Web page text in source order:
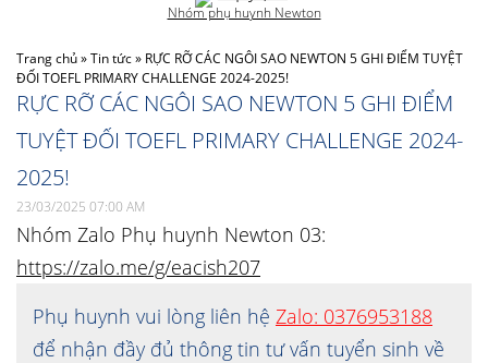
Trang chủ»Tin tức» RỰC RỠ CÁC NGÔI SAO NEWTON 5 GHI ĐIỂM TUYỆT
ĐỐI TOEFL PRIMARY CHALLENGE 2024-2025!
RỰC RỠ CÁC NGÔI SAO NEWTON 5 GHI ĐIỂM
TUYỆT ĐỐI TOEFL PRIMARY CHALLENGE 2024-
2025!
23/03/2025 07:00 AM
Nhóm Zalo Phụ huynh Newton 03:
https://zalo.me/g/eacish207
Phụ huynh vui lòng liên hệ Zalo: 0376953188
để nhận đầy đủ thông tin tư vấn tuyển sinh về
Nhóm phụ huynh Newton